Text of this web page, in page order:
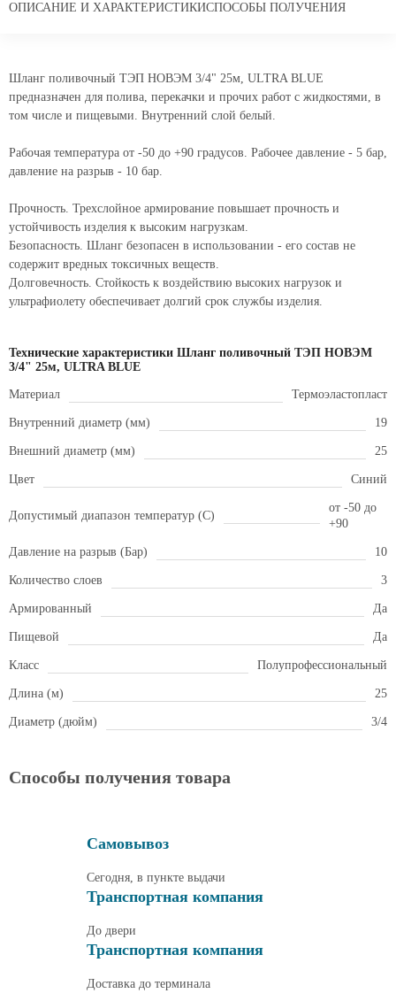
ОПИСАНИЕ И ХАРАКТЕРИСТИКИСПОСОБЫ ПОЛУЧЕНИЯ
Шланг поливочный ТЭП НОВЭМ 3/4" 25м, ULTRA BLUE
предназначен для полива, перекачки и прочих работ с жидкостями, в
том числе и пищевыми. Внутренний слой белый.
Рабочая температура от -50 до +90 градусов. Рабочее давление - 5 бар,
давление на разрыв - 10 бар.
Прочность. Трехслойное армирование повышает прочность и
устойчивость изделия к высоким нагрузкам.
Безопасность. Шланг безопасен в использовании - его состав не
содержит вредных токсичных веществ.
Долговечность. Стойкость к воздействию высоких нагрузок и
ультрафиолету обеспечивает долгий срок службы изделия.
Технические характеристики Шланг поливочный ТЭП НОВЭМ
3/4" 25м, ULTRA BLUE
Материал Термоэластопласт
Внутренний диаметр (мм) 19
Внешний диаметр (мм) 25
Цвет Синий
Допустимый диапазон температур (С)
от -50 до
+90
Давление на разрыв (Бар) 10
Количество слоев 3
Армированный Да
Пищевой Да
Класс Полупрофессиональный
Длина (м) 25
Диаметр (дюйм) 3/4
Способы получения товара
Самовывоз
Сегодня, в пункте выдачи
Транспортная компания
До двери
Транспортная компания
Доставка до терминала